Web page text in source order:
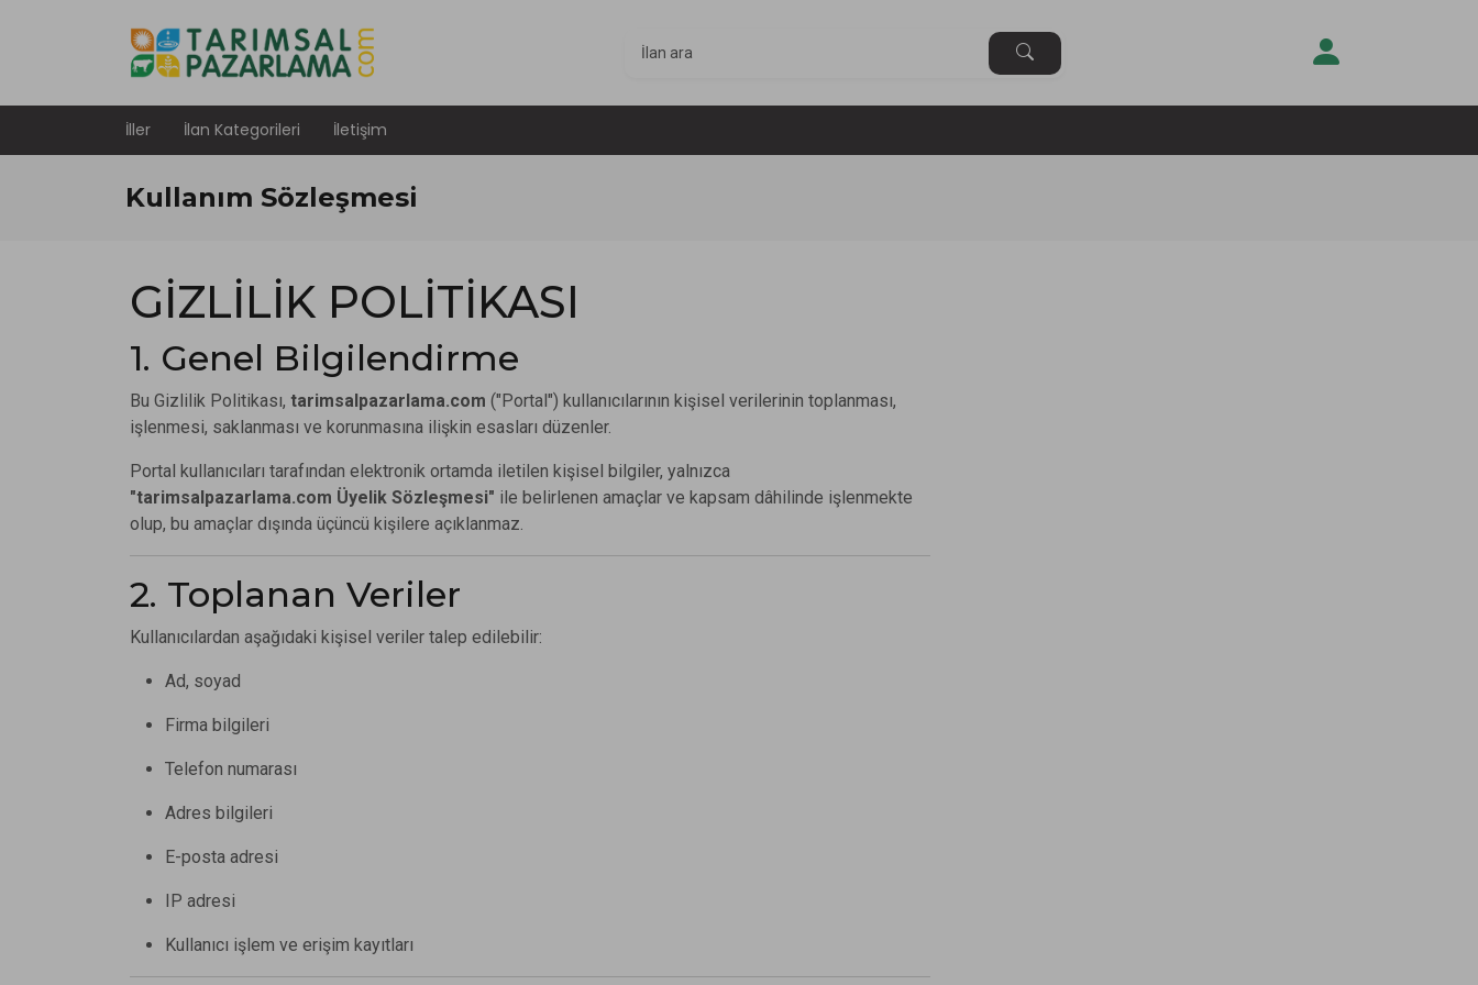
İller İlan Kategorileri İletişim
Kullanım Sözleşmesi
GİZLİLİK POLİTİKASI
1. Genel Bilgilendirme
Bu Gizlilik Politikası, tarimsalpazarlama.com ("Portal") kullanıcılarının kişisel verilerinin toplanması,
işlenmesi, saklanması ve korunmasına ilişkin esasları düzenler.
Portal kullanıcıları tarafından elektronik ortamda iletilen kişisel bilgiler, yalnızca
"tarimsalpazarlama.com Üyelik Sözleşmesi" ile belirlenen amaçlar ve kapsam dâhilinde işlenmekte
olup, bu amaçlar dışında üçüncü kişilere açıklanmaz.
2. Toplanan Veriler
Kullanıcılardan aşağıdaki kişisel veriler talep edilebilir:
Ad, soyad
Firma bilgileri
Telefon numarası
Adres bilgileri
E-posta adresi
IP adresi
Kullanıcı işlem ve erişim kayıtları